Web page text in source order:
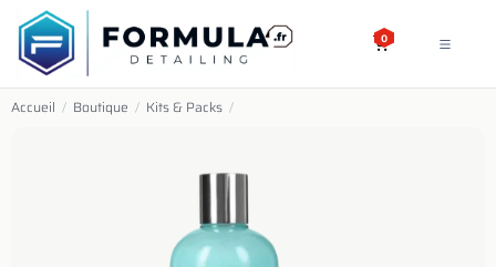
SE RENDRE AU CONTENU
0
Accueil / Boutique / Kits & Packs /